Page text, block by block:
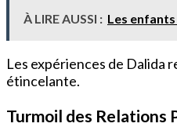
À LIRE AUSSI : Les
Les expériences de Dalida
étincelante.
Turmoil des Relations